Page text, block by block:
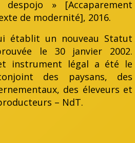
» [Accaparement
de modernité], 2016.
établit un nouveau Statut
le 30 janvier 2002.
instrument légal a été le
des paysans, des
des éleveurs et
– NdT.